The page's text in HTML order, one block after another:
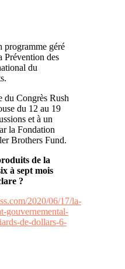
programme géré
Prévention des
du
du Congrès Rush
du 12 au 19
et à un
la Fondation
Brothers Fund.
de la
à sept mois
?
2020/06/17/la-
gouvernemental-
de-dollars-6-